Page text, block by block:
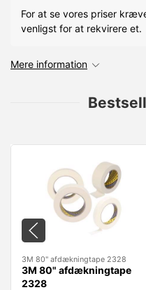
For at se vores priser
venligst for at rekvirere et.
Mere information
3M 80" afdækningtape 2328
3M 80" afdækningtape
2328